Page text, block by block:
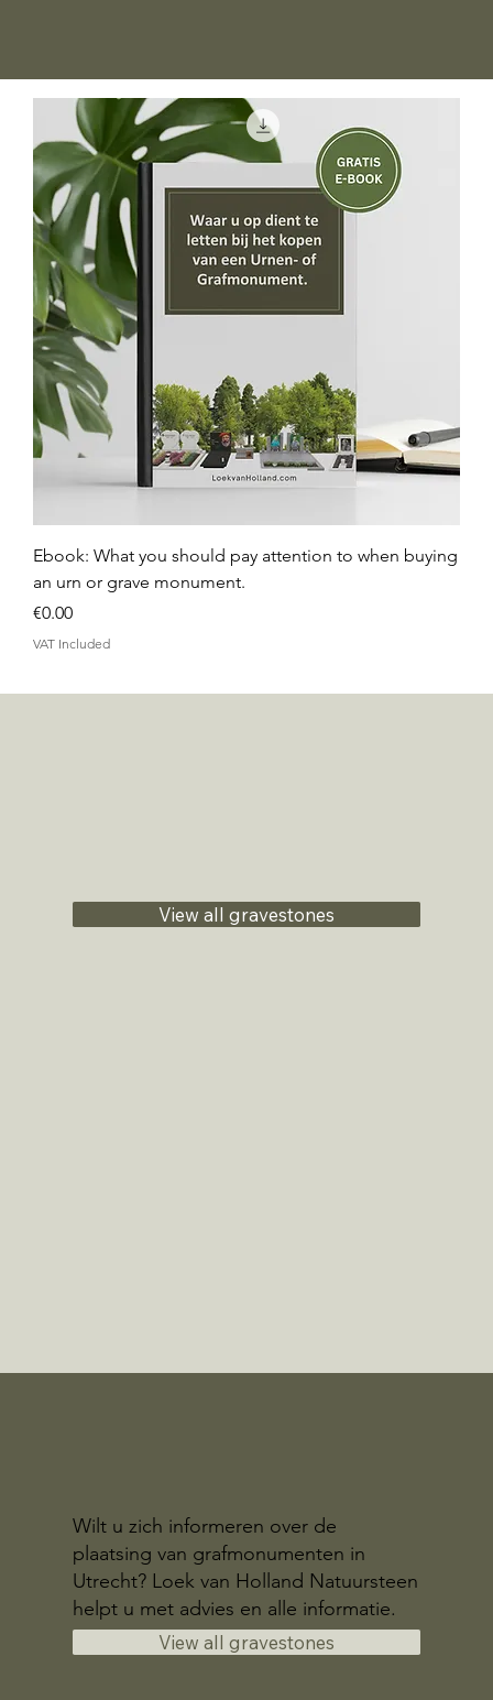
Ebook: What you should pay attention to when buying
an urn or grave monument.
Price
€0.00
VAT Included
View all gravestones
Wilt u zich informeren over de
plaatsing van grafmonumenten in
Utrecht? Loek van Holland Natuursteen
helpt u met advies en alle informatie.
View all gravestones